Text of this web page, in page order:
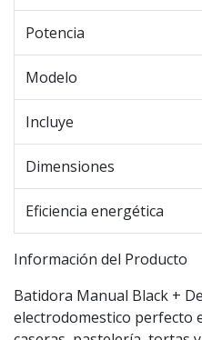
Potencia
Modelo
Incluye
Dimensiones
Eficiencia energética
Información del Producto
Batidora Manual Black +
electrodomestico perfecto